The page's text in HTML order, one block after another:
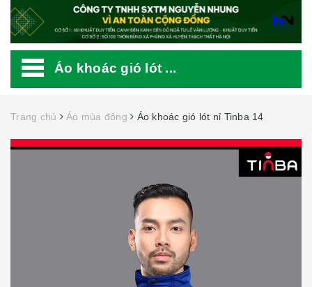
Áo khoác gió lót ...
Trang chủ Áo mùa đông Áo khoác gió lót nỉ Tinba 14